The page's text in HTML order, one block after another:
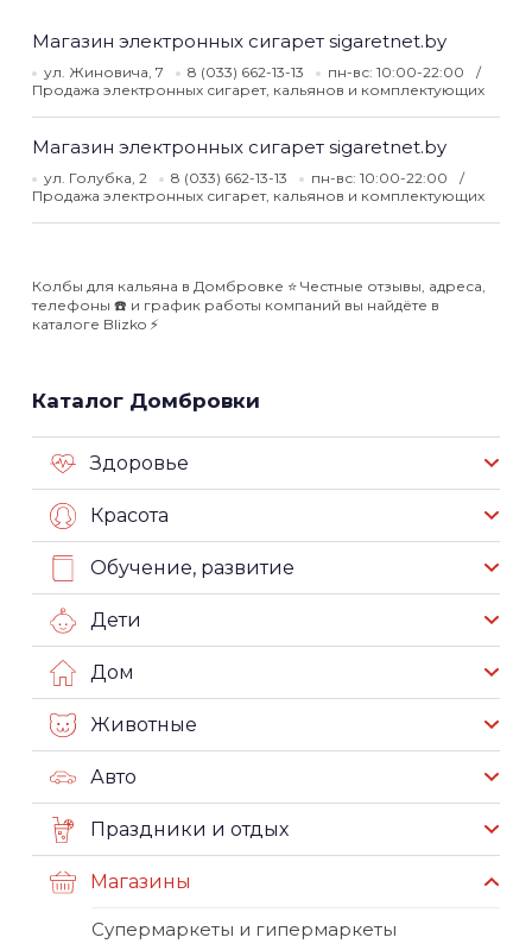
Магазин электронных сигарет sigaretnet.by
ул. Жиновича, 7 8 (033) 662-13-13
пн-вс: 10:00-22:00
Продажа электронных сигарет, кальянов и комплектующих
Магазин электронных сигарет sigaretnet.by
ул. Голубка, 2 8 (033) 662-13-13
пн-вс: 10:00-22:00
Продажа электронных сигарет, кальянов и комплектующих
Колбы для кальяна в Домбровке ⭐️ Честные отзывы, адреса,
телефоны ☎️ и график работы компаний вы найдёте в
каталоге Blizko ⚡️
Каталог Домбровки
Здоровье
Красота
Обучение, развитие
Дети
Дом
Животные
Авто
Праздники и отдых
Магазины
Супермаркеты и гипермаркеты